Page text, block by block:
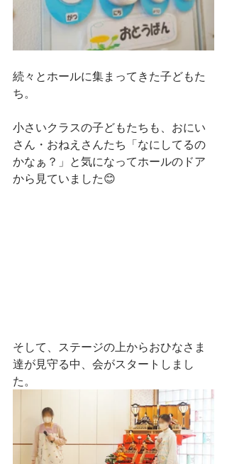
続々とホールに集まってきた子どもた
ち。
小さいクラスの子どもたちも、おにい
さん・おねえさんたち「なにしてるの
かなぁ？」と気になってホールのドア
から見ていました😊
そして、ステージの上からおひなさま
達が見守る中、会がスタートしまし
た。